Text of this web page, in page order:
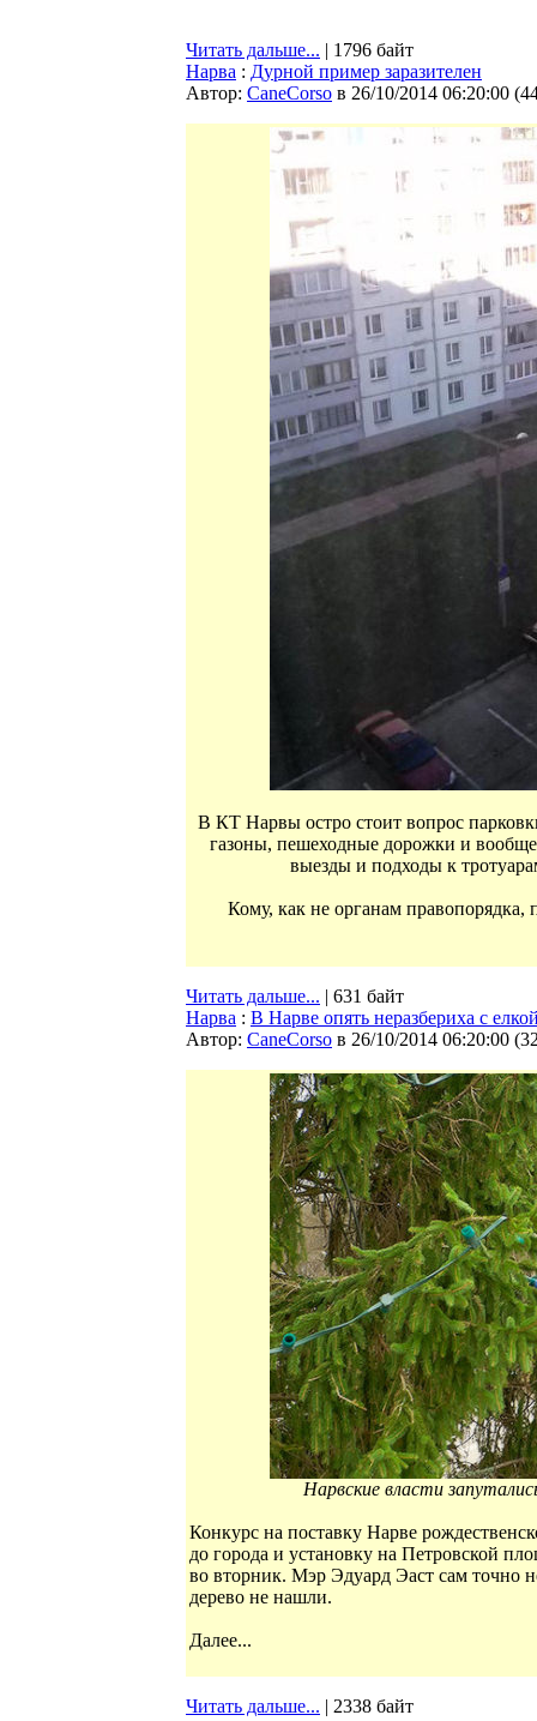
Читать дальше... | 1796 байт
Нарва : Дурной пример заразителен
Автор: CaneCorso в 26/10/2014 06:20:00 (
В КТ Нарвы остро стоит вопрос
газоны, пешеходные дорожки и вообще
выезды и подходы к
Кому, как не органам
Читать дальше... | 631 байт
Нарва : В Нарве опять неразбериха с
Автор: CaneCorso в 26/10/2014 06:20:00 (
Нарвские власти
Конкурс на поставку Нарве
до города и установку на Петровской
во вторник. Мэр Эдуард Эаст сам точно
дерево не нашли.
Далее...
Читать дальше... | 2338 байт